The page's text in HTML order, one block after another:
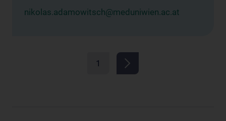
nikolas.adamowitsch@meduniwien.ac.at
1